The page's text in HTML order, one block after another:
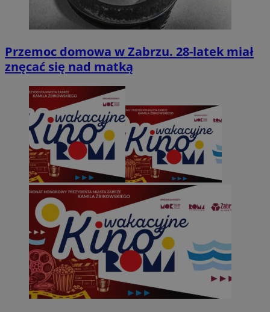
Przemoc domowa w Zabrzu. 28-latek miał
znęcać się nad matką